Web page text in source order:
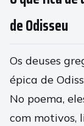
de Odisseu
Os deuses
épica de
No poema,
com motivos,